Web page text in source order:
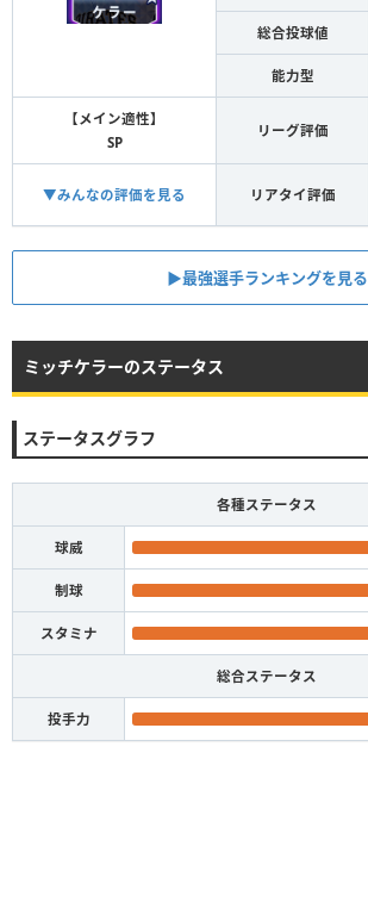
総合投球値
能力型
【メイン適性】
SP
リーグ評価
▼みんなの評価を見る リアタイ評価
▶︎最強選手ランキングを見る
ミッチケラーのステータス
ステータスグラフ
各種ステータス
球威
制球
スタミナ
総合ステータス
投手力